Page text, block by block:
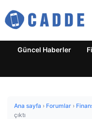
Güncel Haberler
Ana sayfa › Forumlar ›
çıktı